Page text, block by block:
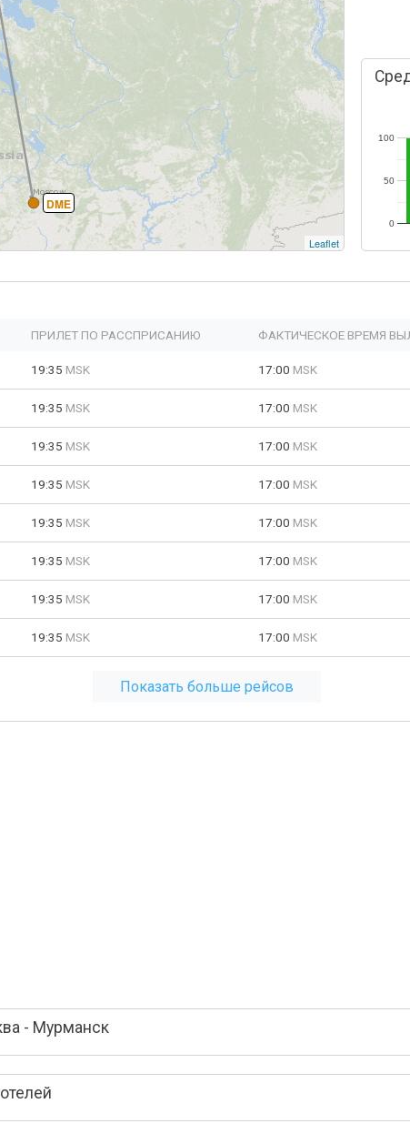
DME
Leaflet
0
50
100
ПРИЛЕТ ПО РАССПРИСАНИЮ ФАКТИЧЕСКОЕ ВРЕМЯ
19:35 MSK 17:00 MSK
19:35 MSK 17:00 MSK
19:35 MSK 17:00 MSK
19:35 MSK 17:00 MSK
19:35 MSK 17:00 MSK
19:35 MSK 17:00 MSK
19:35 MSK 17:00 MSK
19:35 MSK 17:00 MSK
Показать больше рейсов
- Мурманск